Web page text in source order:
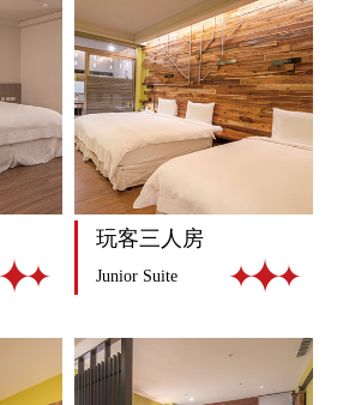
玩客三人房
Junior Suite